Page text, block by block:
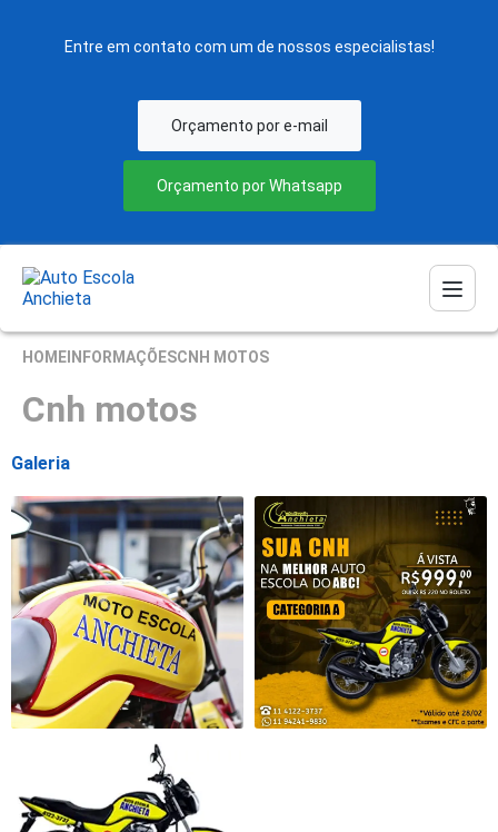
Entre em contato com um de nossos especialistas!
Orçamento por e-mail
Orçamento por Whatsapp
HOME INFORMAÇÕESCNH MOTOS
Cnh motos
Galeria